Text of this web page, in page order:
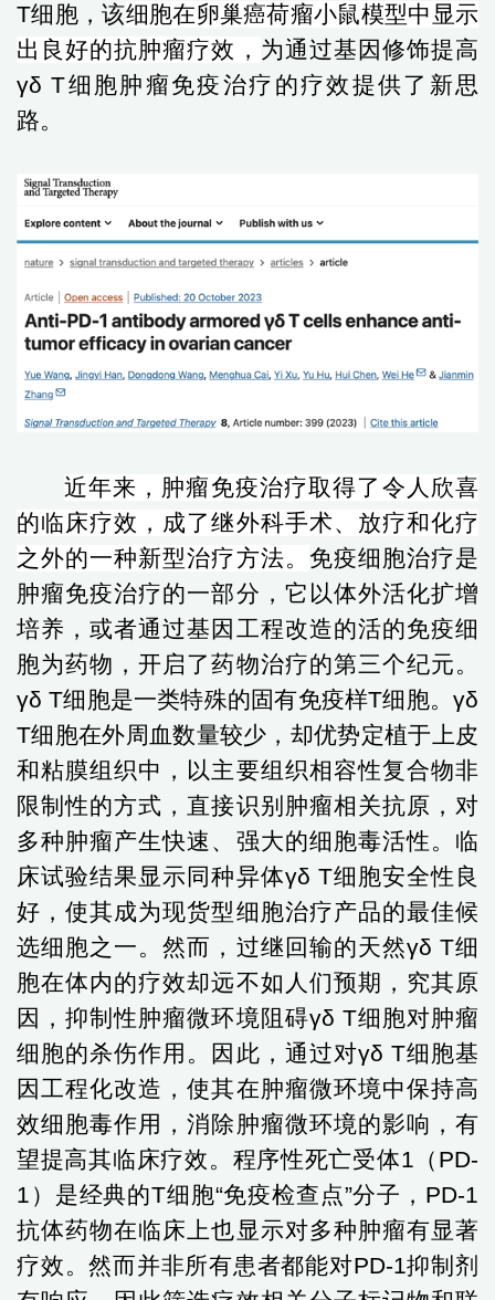
T细胞，该细胞在卵巢癌荷瘤小鼠模型中显示
出良好的抗肿瘤疗效 ， 为通过基因修饰提高
γδ T细胞肿瘤免疫治疗的疗效提供了 新思
路。
近年来，肿瘤免疫治疗取得了令人欣喜
的临床疗效，成了继外科手术、放疗和化疗
之外的一种新型治疗方法。 免疫细胞治疗是
肿瘤免疫治疗的一部分，它以体外活化扩增
培养，或者通过基因工程改造的活的免疫细
胞为药物，开启了药物治疗的第三个纪元。
γδ T细胞是一类特殊的固有免疫样T细胞。γδ
T细胞在外周血数量较少，却优势定植于上皮
和粘膜组织中，以主要组织相容性复合物非
限制性的方式，直接识别肿瘤相关抗原，对
多种肿瘤产生快速、强大的细胞毒活性。临
床试验结果显示同种异体γδ T细胞安全性良
好，使其成为现货型细胞治疗产品的最佳候
选细胞之一。然而，过继回输的天然γδ T细
胞在体内的疗效却远不如人们预期，究其原
因，抑制性肿瘤微环境阻碍γδ T细胞对肿瘤
细胞的杀伤作用。因此，通过对γδ T细胞基
因工程化改造，使其在肿瘤微环境中保持高
效细胞毒作用，消除肿瘤微环境的影响，有
望提高其临床疗效。程序性死亡受体1 （ PD-
1 ）是经典的T细胞“免疫检查点”分子 ， PD-1
抗体药物在临床上也显示对多种肿瘤有显著
疗效。然而并非所有患者都能对PD-1抑制剂